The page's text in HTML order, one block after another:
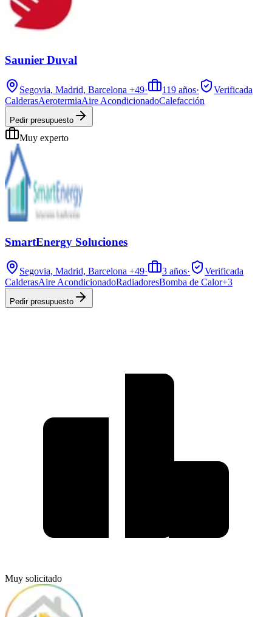
Saunier Duval
Segovia, Madrid, Barcelona +49· 119 años·
Verificada
CalderasAerotermiaAire AcondicionadoCalefacción
Pedir presupuesto
Muy experto
SmartEnergy Soluciones
Segovia, Madrid, Barcelona +49· 3 años·
Verificada
CalderasAire AcondicionadoRadiadoresBomba de Calor+3
Pedir presupuesto
Muy solicitado